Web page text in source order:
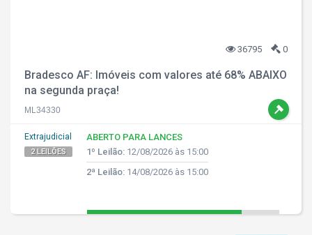
36795 0
Bradesco AF: Imóveis com valores até 68% ABAIXO
na segunda praça!
ML34330
Extrajudicial
2 LEILÕES
ABERTO PARA LANCES
1º Leilão: 12/08/2026 às 15:00
2ª Leilão: 14/08/2026 às 15:00